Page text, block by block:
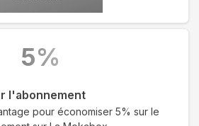
l'abonnement
pour économiser 5% sur le
5%